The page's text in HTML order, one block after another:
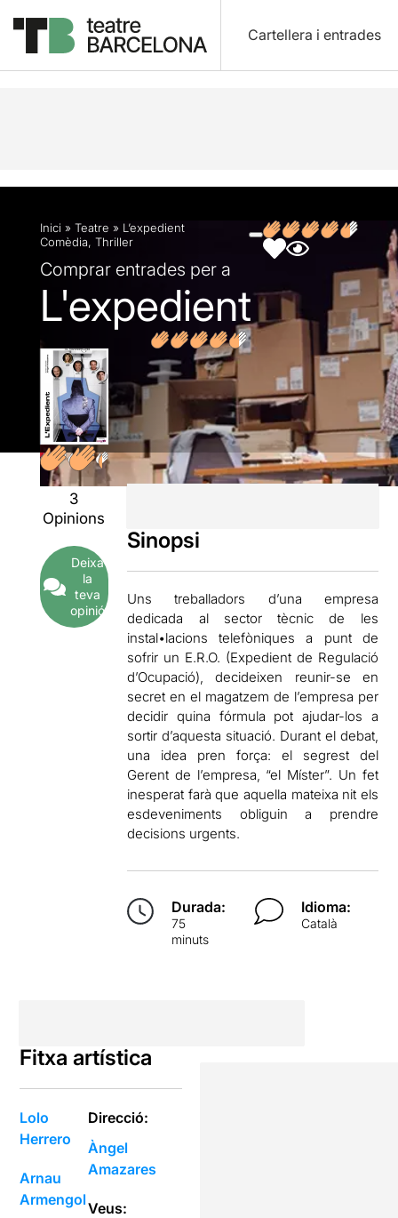
Cartellera i entrades
Descripció Fitxa artística Fotos i vídeos
Inici » Teatre » L’expedient
Comèdia, Thriller
Comprar entrades per a
L'expedient
3
Opinions
Deixa
la
teva
opinió
Sinopsi
Uns treballadors d’una empresa
dedicada al sector tècnic de les
instal•lacions telefòniques a punt de
sofrir un E.R.O. (Expedient de Regulació
d’Ocupació), decideixen reunir-se en
secret en el magatzem de l’empresa per
decidir quina fórmula pot ajudar-los a
sortir d’aquesta situació. Durant el debat,
una idea pren força: el segrest del
Gerent de l’empresa, “el Míster”. Un fet
inesperat farà que aquella mateixa nit els
esdeveniments obliguin a prendre
decisions urgents.
Durada:
75
minuts
Idioma:
Català
Fitxa artística
Lolo
Herrero
Arnau
Armengol
Direcció:
Àngel
Amazares
Veus: